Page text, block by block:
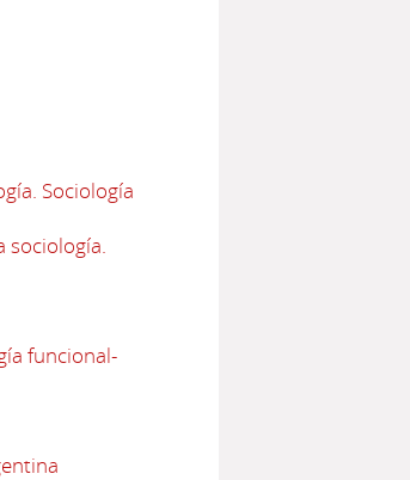
Sociología
sociología.
funcional-